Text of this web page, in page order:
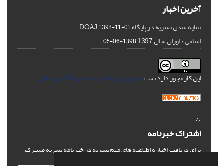
آخرین اخبار
نمایه شدن نشریه در پایگاه DOAJ1398-11-01
اسامی داوران سال 1397 1398-06-05
این کار مجوز دارد تحتمجوز کریتیو کامنز تخصیص 4.0 بین‌المللی .
//
اشتراک خبرنامه
برای دریافت اخبار و اطلاعیه های مهم نشریه در خبرنامه نشریه مشترک